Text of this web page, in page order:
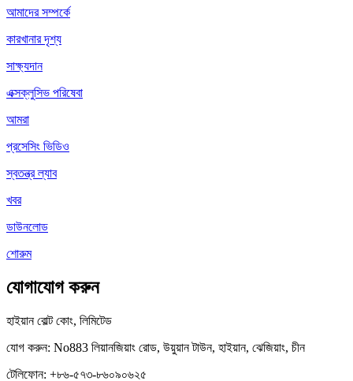
আমাদের সম্পর্কে
কারখানার দৃশ্য
সাক্ষ্যদান
এক্সক্লুসিভ পরিষেবা
আমরা
প্রসেসিং ভিডিও
স্বতন্ত্র ল্যাব
খবর
ডাউনলোড
শোরুম
যোগাযোগ করুন
হাইয়ান বোল্ট কোং, লিমিটেড
যোগ করুন: No883 লিয়ানজিয়াং রোড, উয়ুয়ান টাউন, হাইয়ান, ঝেজিয়াং, চীন
টেলিফোন: +৮৬-৫৭৩-৮৬০৯০৬২৫